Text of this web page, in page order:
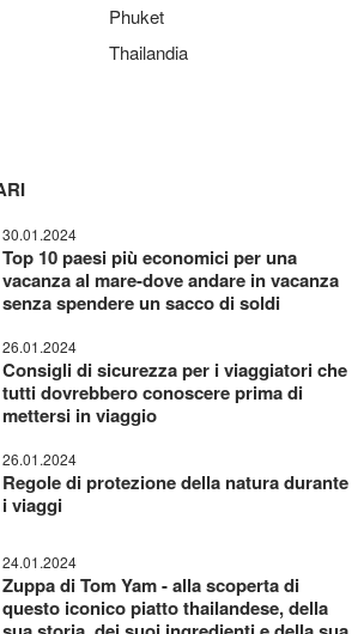
Phuket
Thailandia
30.01.2024
Top 10 paesi più economici per una
vacanza al mare-dove andare in vacanza
senza spendere un sacco di soldi
26.01.2024
Consigli di sicurezza per i viaggiatori che
tutti dovrebbero conoscere prima di
mettersi in viaggio
26.01.2024
Regole di protezione della natura durante
i viaggi
24.01.2024
Zuppa di Tom Yam - alla scoperta di
questo iconico piatto thailandese, della